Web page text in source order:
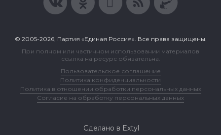
© 2005-2026, Партия «Единая Россия». Все права защищены.
При полном или частичном использовании материалов
ссылка на ресурс обязательна.
Пользовательское соглашение
Политика конфиденциальности
Политика в отношении обработки персональных данных
Согласие на обработку персональных данных
Сделано в Extyl